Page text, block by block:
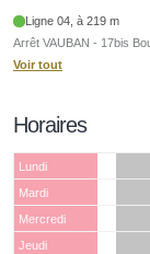
Ligne 04, à 219 m
Arrêt VAUBAN - 17bis
Voir tout
Horaires
Lundi
Mardi
Mercredi
Jeudi